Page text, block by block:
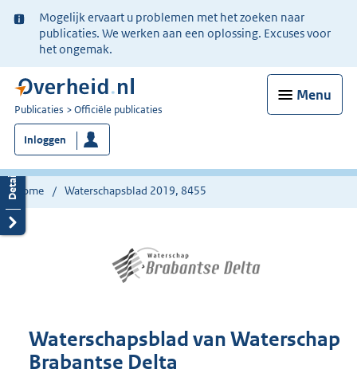
Ter
informatie:
Mogelijk ervaart u problemen met het zoeken naar
publicaties. We werken aan een oplossing. Excuses voor
het ongemak.
Menu
U
bent
nu
hier:
Publicaties Officiële publicaties
Inloggen
Home Waterschapsblad 2019, 8455
Waterschapsblad van Waterschap
Brabantse Delta